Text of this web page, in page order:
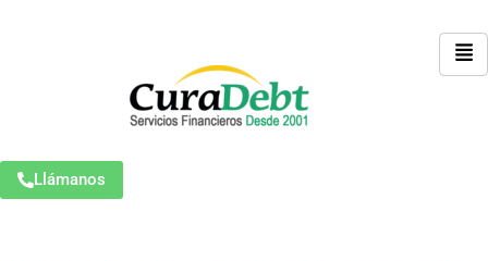
Llámanos